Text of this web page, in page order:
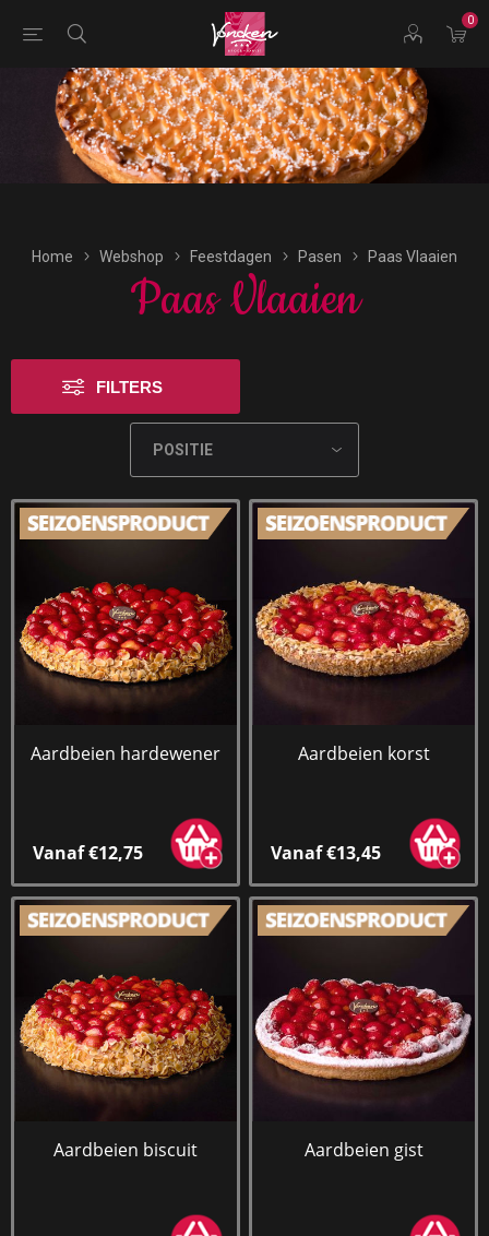
0
Bestellingen voor morgen kunnen vandaag uiterlijk tot
16:00 uur worden geplaatst.
Home Webshop Feestdagen Pasen Paas Vlaaien
Paas Vlaaien
FILTERS
Aardbeien hardewener
Vanaf €12,75
Aardbeien korst
Vanaf €13,45
Aardbeien biscuit Aardbeien gist